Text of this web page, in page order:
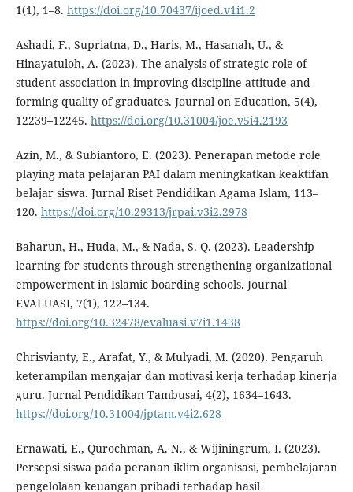
1(1), 1–8. https://doi.org/10.70437/ijoed.v1i1.2
Ashadi, F., Supriatna, D., Haris, M., Hasanah, U., &
Hinayatuloh, A. (2023). The analysis of strategic role of
student association in improving discipline attitude and
forming quality of graduates. Journal on Education, 5(4),
12239–12245. https://doi.org/10.31004/joe.v5i4.2193
Azin, M., & Subiantoro, E. (2023). Penerapan metode role
playing mata pelajaran PAI dalam meningkatkan keaktifan
belajar siswa. Jurnal Riset Pendidikan Agama Islam, 113–
120. https://doi.org/10.29313/jrpai.v3i2.2978
Baharun, H., Huda, M., & Nada, S. Q. (2023). Leadership
learning for students through strengthening organizational
empowerment in Islamic boarding schools. Journal
EVALUASI, 7(1), 122–134.
https://doi.org/10.32478/evaluasi.v7i1.1438
Chrisvianty, E., Arafat, Y., & Mulyadi, M. (2020). Pengaruh
keterampilan mengajar dan motivasi kerja terhadap kinerja
guru. Jurnal Pendidikan Tambusai, 4(2), 1634–1643.
https://doi.org/10.31004/jptam.v4i2.628
Ernawati, E., Qurochman, A. N., & Wijiningrum, I. (2023).
Persepsi siswa pada peranan iklim organisasi, pembelajaran
pengelolaan keuangan pribadi terhadap hasil